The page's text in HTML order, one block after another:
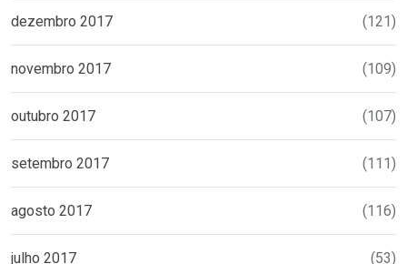
dezembro 2017 (121)
novembro 2017 (109)
outubro 2017 (107)
setembro 2017 (111)
agosto 2017 (116)
julho 2017 (53)